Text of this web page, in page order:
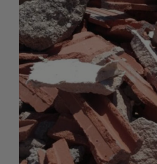
Die
Optionen
können
auf
der
Produktseite
gewählt
werden